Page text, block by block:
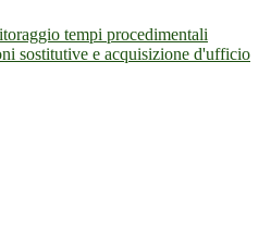
tempi procedimentali
sostitutive e acquisizione d'ufficio